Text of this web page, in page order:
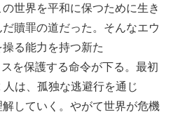
世界を平和に保つために生き
贖罪の道だった。そんなエウ
る能力を持つ新た
を保護する命令が下る。最初
は、孤独な逃避行を通じ
していく。やがて世界が危機